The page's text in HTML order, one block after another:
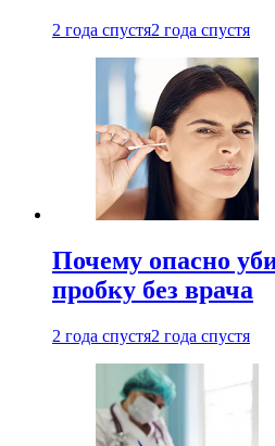
2 года спустя2 года спустя
Почему опасно
пробку без врача
2 года спустя2 года спустя